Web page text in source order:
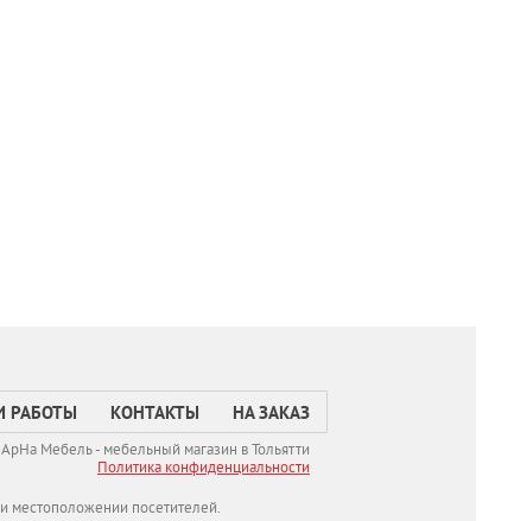
РАБОТЫ КОНТАКТЫ НА ЗАКАЗ
Мебель - мебельный магазин в Тольятти
Политикa конфиденциальности
местоположении посетителей.